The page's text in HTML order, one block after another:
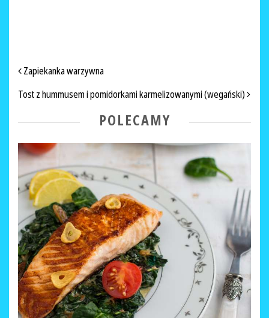
NAWIGACJA PO ARTYKUŁACH
Zapiekanka warzywna
Tost z hummusem i pomidorkami karmelizowanymi (wegański)
POLECAMY